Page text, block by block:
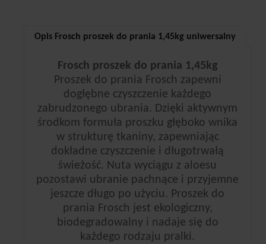
Opis Frosch proszek do prania 1,45kg uniwersalny
Frosch proszek do prania 1,45kg
Proszek do prania Frosch zapewni
dogłębne czyszczenie każdego
zabrudzonego ubrania. Dzięki aktywnym
środkom formuła proszku głęboko wnika
w strukturę tkaniny, zapewniając
dokładne czyszczenie i długotrwałą
świeżość. Nuta wyciągu z aloesu
pozostawi ubranie pachnące i przyjemne
jeszcze długo po użyciu. Proszek do
prania Frosch jest ekologiczny,
biodegradowalny i nadaje się do
każdego rodzaju pralki.